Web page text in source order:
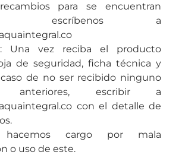
para se encuentran
escríbenos a
Una vez reciba el producto
de seguridad, ficha técnica y
de no ser recibido ninguno
escribir a
con el detalle de
cargo por mala
o uso de este.